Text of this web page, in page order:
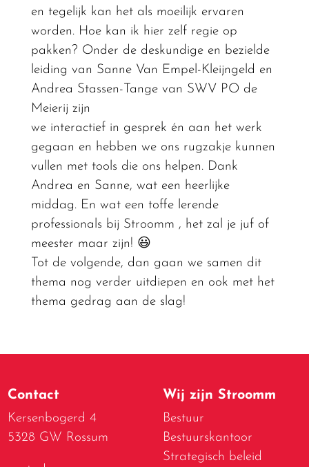
en tegelijk kan het als moeilijk ervaren
worden. Hoe kan ik hier zelf regie op
pakken? Onder de deskundige en bezielde
leiding van Sanne Van Empel-Kleijngeld en
Andrea Stassen-Tange van SWV PO de
Meierij zijn
we interactief in gesprek én aan het werk
gegaan en hebben we ons rugzakje kunnen
vullen met tools die ons helpen. Dank
Andrea en Sanne, wat een heerlijke
middag. En wat een toffe lerende
professionals bij Stroomm , het zal je juf of
meester maar zijn! 😃
Tot de volgende, dan gaan we samen dit
thema nog verder uitdiepen en ook met het
thema gedrag aan de slag!
Contact
Kersenbogerd 4
5328 GW Rossum
Wij zijn Stroomm
Bestuur
Bestuurskantoor
Strategisch beleid